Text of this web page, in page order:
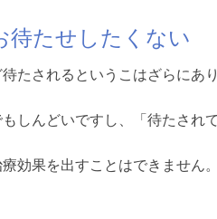
たせしたくない
たされるというこはざらにあ
しんどいですし、「待たされ
効果を出すことはできません。